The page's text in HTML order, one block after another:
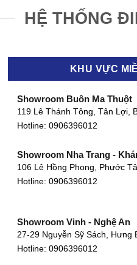
HỆ THỐNG
KHU VỰC
Showroom Buôn Ma Thuột
119 Lê Thánh Tông, Tân Lợi,
Hotline:0906396012
Showroom Nha Trang -
106 Lê Hồng Phong, Phước
Hotline:0906396012
Showroom Vinh - Nghệ An
27-29 Nguyễn Sỹ Sách, Hưng
Hotline:0906396012